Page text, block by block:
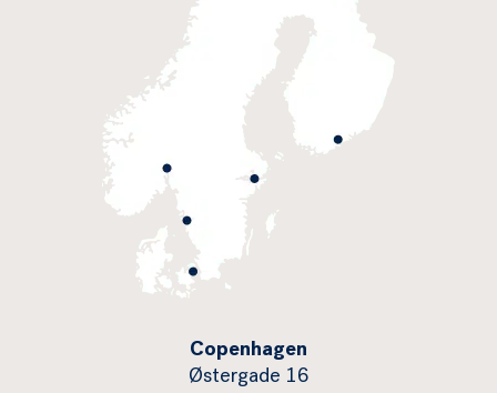
Copenhagen
Østergade 16